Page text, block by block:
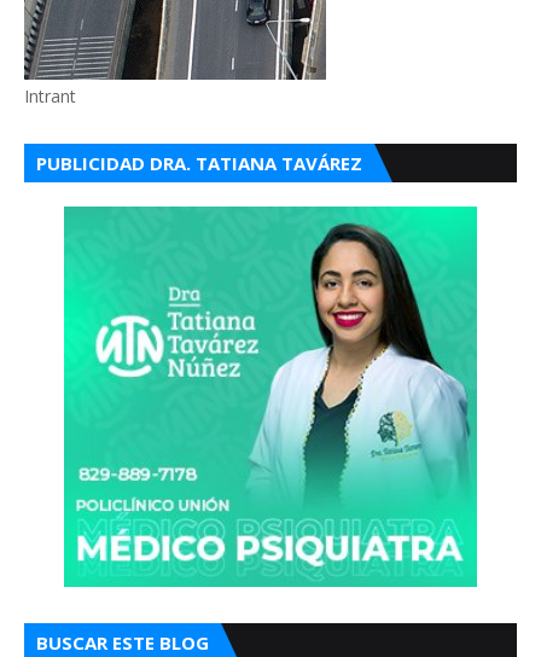
Intrant
PUBLICIDAD DRA. TATIANA TAVÁREZ
BUSCAR ESTE BLOG